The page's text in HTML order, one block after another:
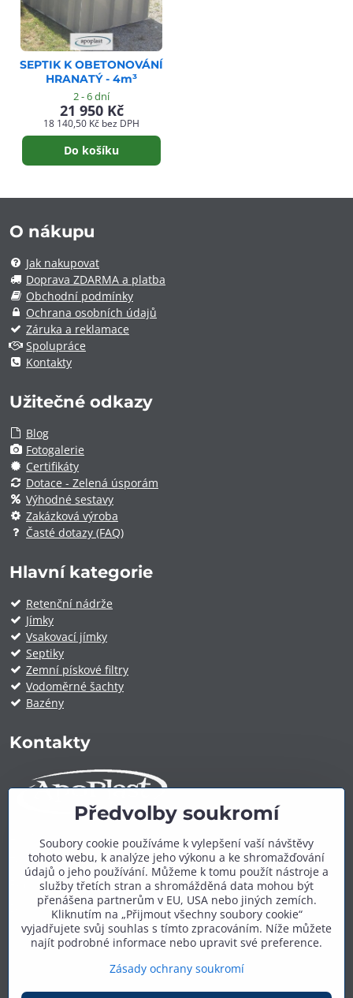
SEPTIK K OBETONOVÁNÍ
HRANATÝ - 4m³
2 - 6 dní
21 950 Kč
18 140,50 Kč bez DPH
Do košíku
O nákupu
Jak nakupovat
Doprava ZDARMA a platba
Obchodní podmínky
Ochrana osobních údajů
Záruka a reklamace
Spolupráce
Kontakty
Užitečné odkazy
Blog
Fotogalerie
Certifikáty
Dotace - Zelená úsporám
Výhodné sestavy
Zakázková výroba
Časté dotazy (FAQ)
Hlavní kategorie
Retenční nádrže
Jímky
Vsakovací jímky
Septiky
Zemní pískové filtry
Vodoměrné šachty
Bazény
Kontakty
ApoPlast.cz
Telefon:+420 606 909 600
E-mail:info@apoplast.cz
Další kontakty:zde
©2026Copyright
Předvolby soukromí
Soubory cookie používáme k vylepšení vaší návštěvy
tohoto webu, k analýze jeho výkonu a ke shromažďování
údajů o jeho používání. Můžeme k tomu použít nástroje a
služby třetích stran a shromážděná data mohou být
přenášena partnerům v EU, USA nebo jiných zemích.
Kliknutím na „Přijmout všechny soubory cookie“
vyjadřujete svůj souhlas s tímto zpracováním. Níže můžete
najít podrobné informace nebo upravit své preference.
Zásady ochrany soukromí